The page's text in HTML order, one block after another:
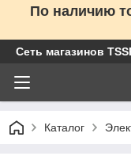
По наличию
Сеть магазинов
Каталог